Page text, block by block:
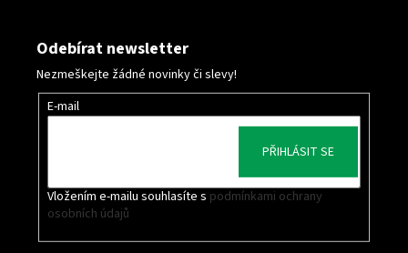
Odebírat newsletter
Nezmeškejte žádné novinky či slevy!
E-mail
Vložením e-mailu souhlasíte s podmínkami ochrany
osobních údajů
PŘIHLÁSIT SE